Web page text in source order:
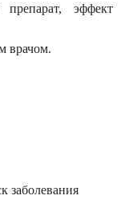
эффект
врачом.
заболевания